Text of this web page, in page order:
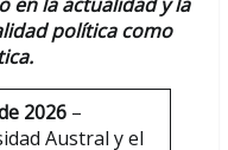
política como
2026 –
Austral y el